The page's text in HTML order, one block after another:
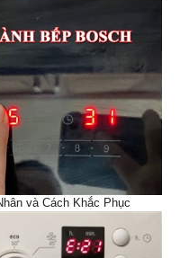
và Cách Khắc Phục